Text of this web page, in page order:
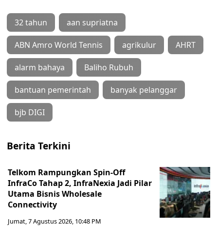
32 tahun aan supriatna
ABN Amro World Tennis agrikulur AHRT
alarm bahaya Baliho Rubuh
bantuan pemerintah banyak pelanggar
bjb DIGI
Berita Terkini
Telkom Rampungkan Spin-Off
InfraCo Tahap 2, InfraNexia Jadi Pilar
Utama Bisnis Wholesale
Connectivity
Jumat, 7 Agustus 2026, 10:48 PM